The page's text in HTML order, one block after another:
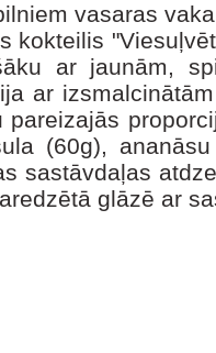
vasaras
kokteilis
ar jaunām,
ar
(60g),
sastāvdaļas
glāzē ar